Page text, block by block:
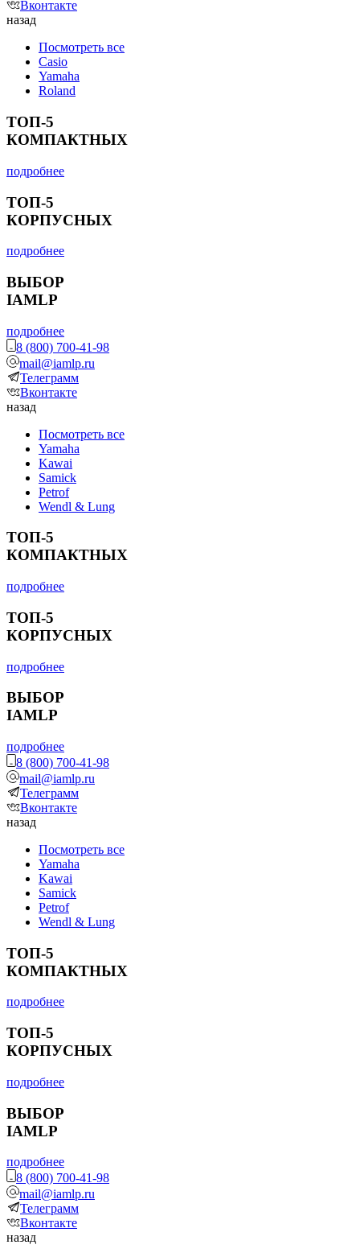
Вконтакте
назад
Посмотреть все
Casio
Yamaha
Roland
ТОП-5
КОМПАКТНЫХ
подробнее
ТОП-5
КОРПУСНЫХ
подробнее
ВЫБОР
IAMLP
подробнее
8 (800) 700-41-98
mail@iamlp.ru
Телеграмм
Вконтакте
назад
Посмотреть все
Yamaha
Kawai
Samick
Petrof
Wendl & Lung
ТОП-5
КОМПАКТНЫХ
подробнее
ТОП-5
КОРПУСНЫХ
подробнее
ВЫБОР
IAMLP
подробнее
8 (800) 700-41-98
mail@iamlp.ru
Телеграмм
Вконтакте
назад
Посмотреть все
Yamaha
Kawai
Samick
Petrof
Wendl & Lung
ТОП-5
КОМПАКТНЫХ
подробнее
ТОП-5
КОРПУСНЫХ
подробнее
ВЫБОР
IAMLP
подробнее
8 (800) 700-41-98
mail@iamlp.ru
Телеграмм
Вконтакте
назад